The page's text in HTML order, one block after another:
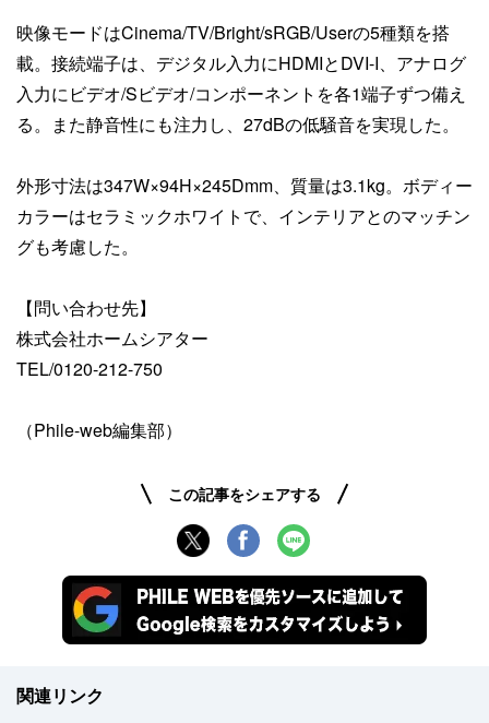
映像モードはCinema/TV/Bright/sRGB/Userの5種類を搭
載。接続端子は、デジタル入力にHDMIとDVI-I、アナログ
入力にビデオ/Sビデオ/コンポーネントを各1端子ずつ備え
る。また静音性にも注力し、27dBの低騒音を実現した。
外形寸法は347W×94H×245Dmm、質量は3.1kg。ボディー
カラーはセラミックホワイトで、インテリアとのマッチン
グも考慮した。
【問い合わせ先】
株式会社ホームシアター
TEL/0120-212-750
（Phile-web編集部）
この記事をシェアする
関連リンク